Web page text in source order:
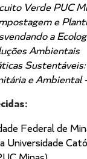
Verde PUC
e
a
Ambientais
Sustentáveis:
e Ambiental
Federal de
Universidade